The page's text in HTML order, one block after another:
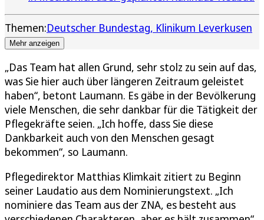
Themen:Deutscher Bundestag Klinikum Leverkusen
Mehr anzeigen
„Das Team hat allen Grund, sehr stolz zu sein auf das,
was Sie hier auch über längeren Zeitraum geleistet
haben“, betont Laumann. Es gäbe in der Bevölkerung
viele Menschen, die sehr dankbar für die Tätigkeit der
Pflegekräfte seien. „Ich hoffe, dass Sie diese
Dankbarkeit auch von den Menschen gesagt
bekommen“, so Laumann.
Pflegedirektor Matthias Klimkait zitiert zu Beginn
seiner Laudatio aus dem Nominierungstext. „Ich
nominiere das Team aus der ZNA, es besteht aus